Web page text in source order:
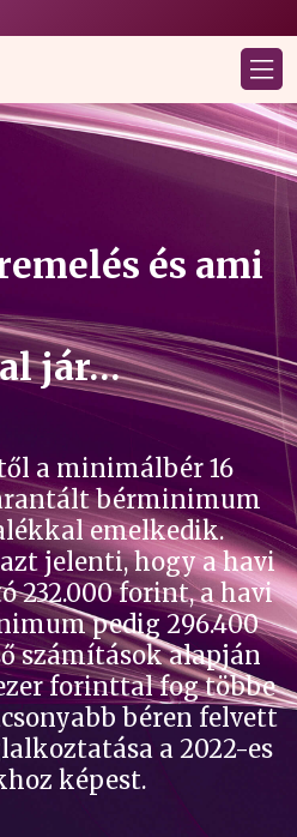
és ami
jár…
a minimálbér 16
bérminimum
emelkedik.
azt jelenti, hogy a havi
232.000 forint, a havi
pedig 296.400
számítások alapján
forinttal fog többe
béren felvett
a 2022-es
képest.